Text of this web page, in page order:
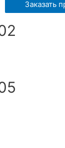
Заказать